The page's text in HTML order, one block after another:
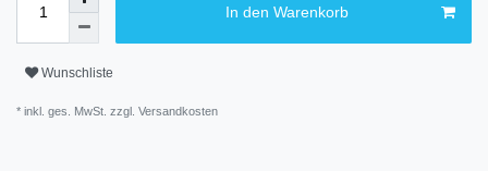
In den Warenkorb
Wunschliste
* inkl. ges. MwSt. zzgl. Versandkosten